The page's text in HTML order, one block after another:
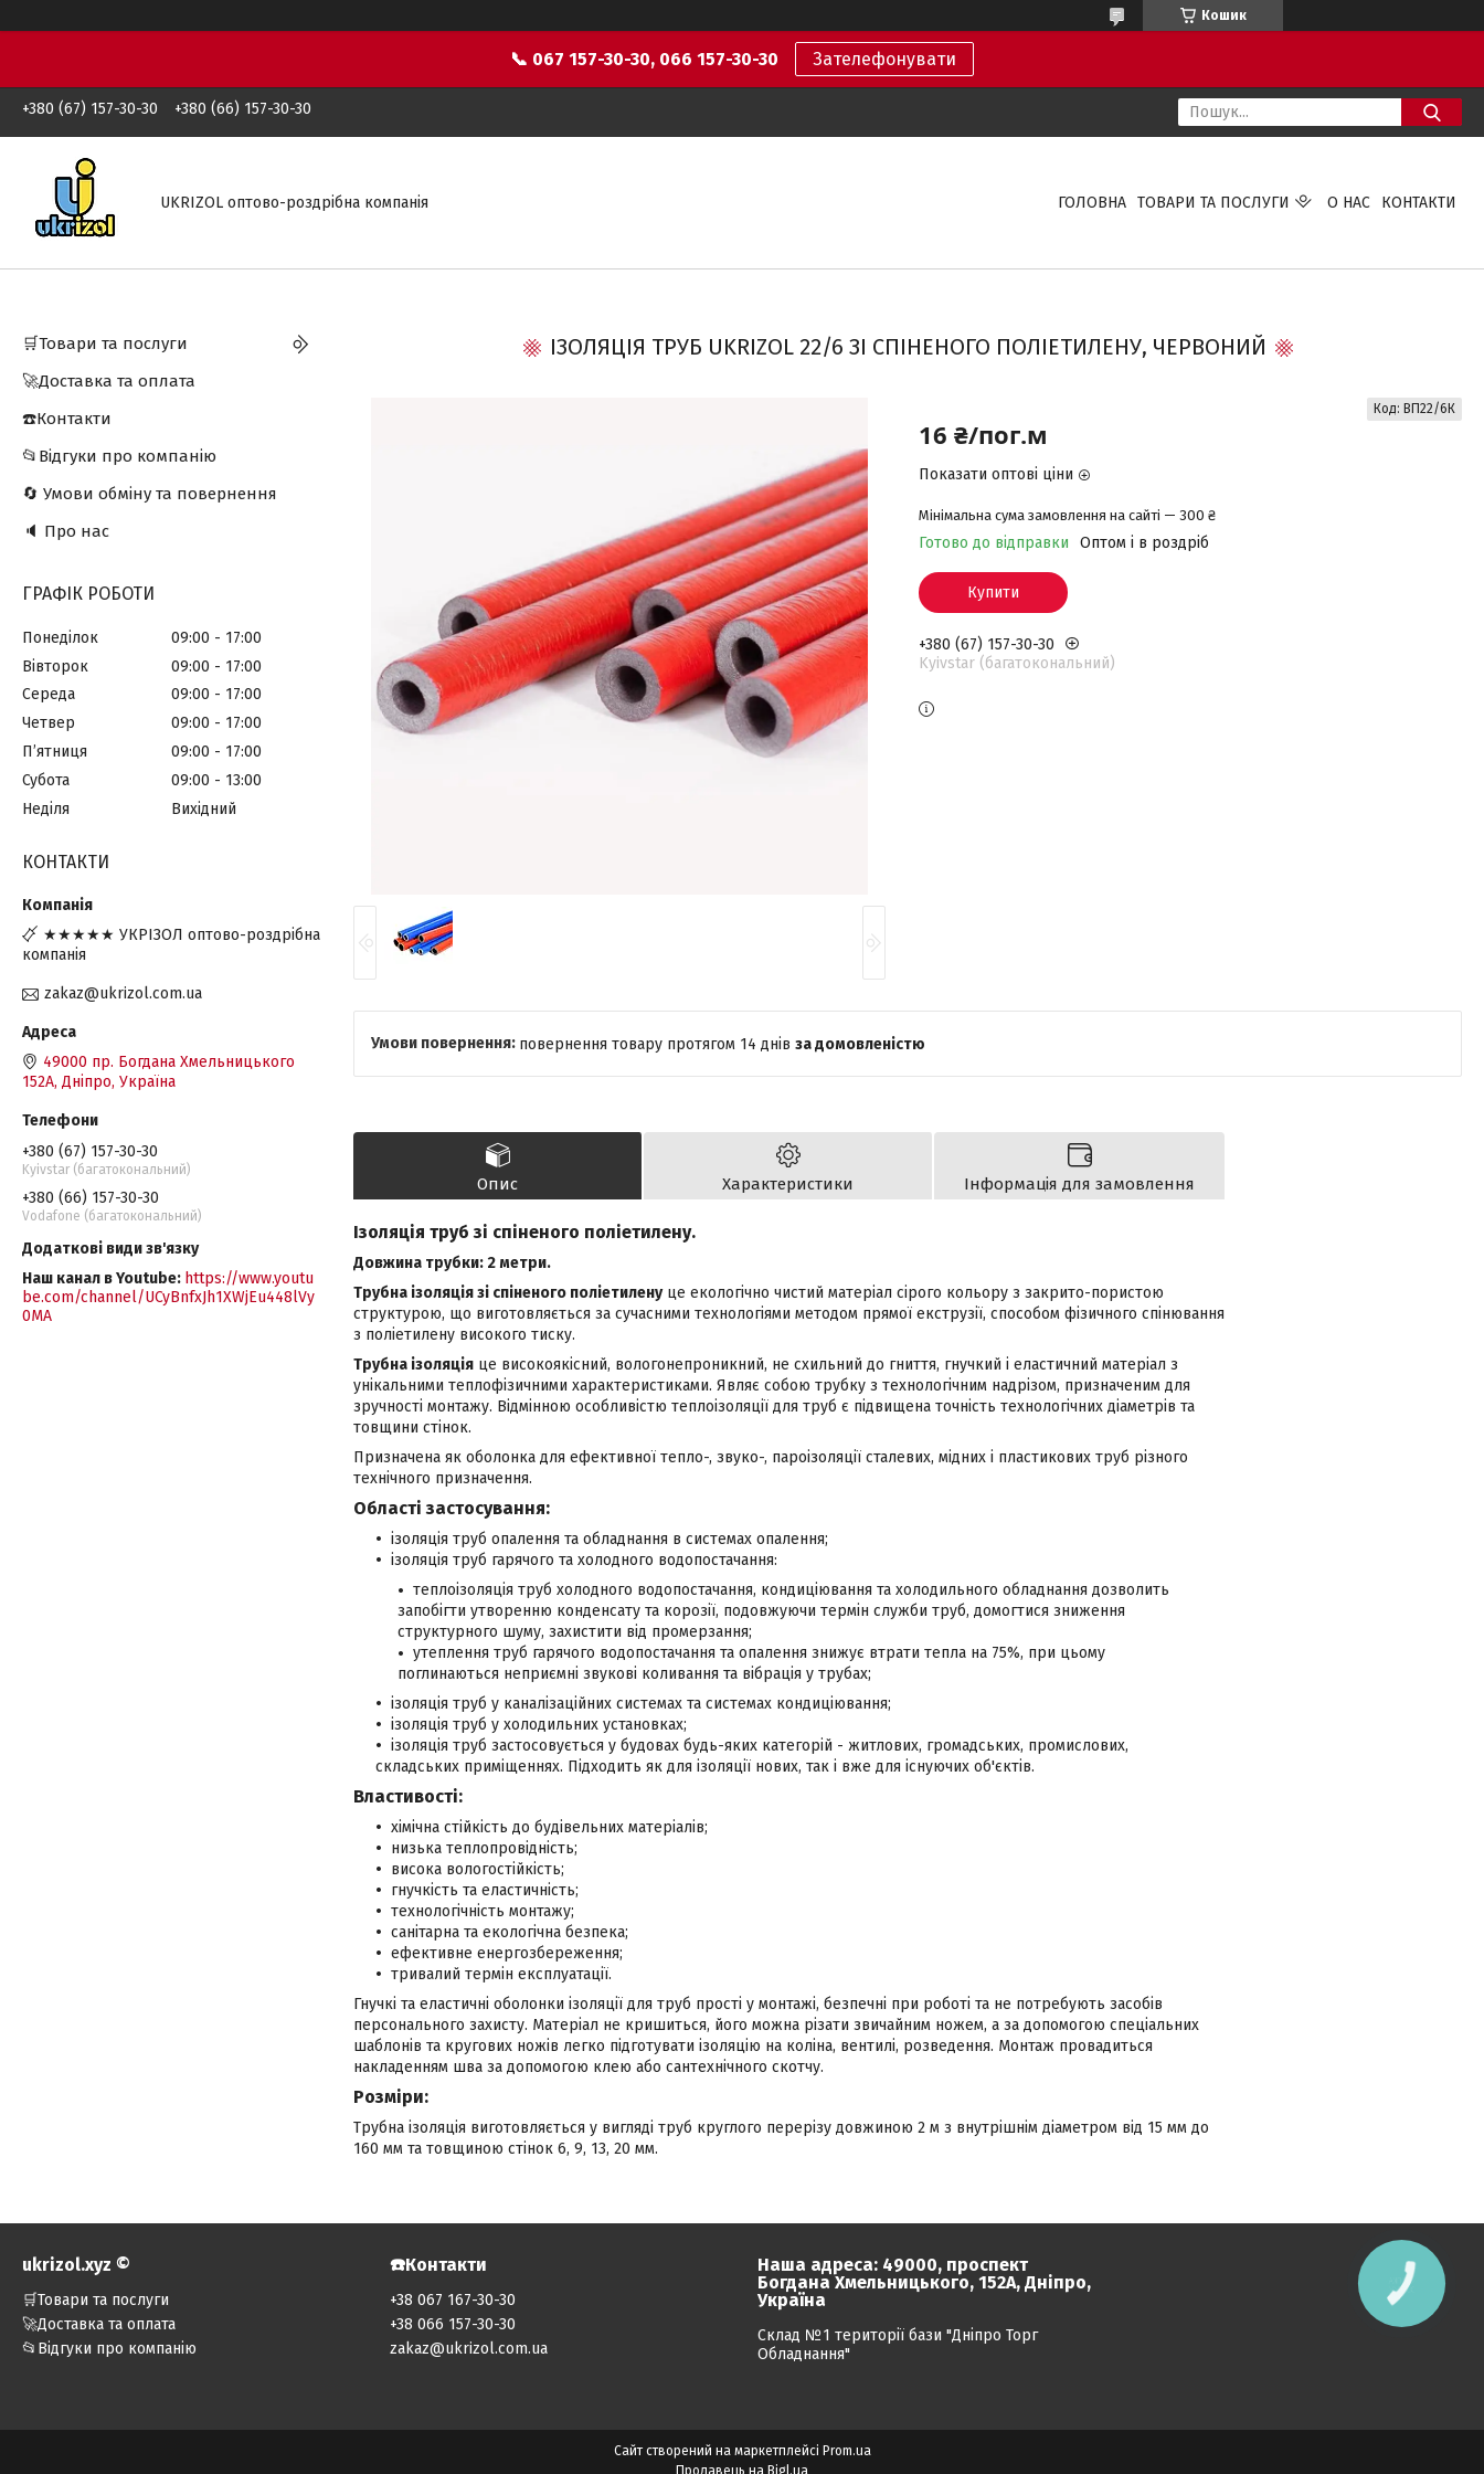
Кошик
📞 067 157-30-30, 066 157-30-30 Зателефонувати
+380 (67) 157-30-30 +380 (66) 157-30-30
UKRIZOL оптово-роздрібна компанія ГОЛОВНА ТОВАРИ ТА ПОСЛУГИ О НАС КОНТАКТИ
ІЗОЛЯЦІЯ ТРУБ UKRIZOL 22/6 ЗІ СПІНЕНОГО ПОЛІЕТИЛЕНУ, ЧЕРВОНИЙ
16 ₴/пог.м
Показати оптові ціни
Мінімальна сума замовлення на сайті — 300 ₴
Готово до відправки Оптом і в роздріб
Код: ВП22/6К
Купити
+380 (67) 157-30-30
Kyivstar (багатокональний)
повернення товару протягом 14 днів за домовленістю
Опис Характеристики Інформація для замовлення
Ізоляція труб зі спіненого поліетилену.
Довжина трубки: 2 метри.
Трубна ізоляція зі спіненого поліетиленуце екологічно чистий матеріал сірого кольору з закрито-пористою
структурою, що виготовляється за сучасними технологіями методом прямої екструзії, способом фізичного спінювання
з поліетилену високого тиску.
Трубна ізоляція це високоякісний, вологонепроникний, не схильний до гниття, гнучкий і еластичний матеріал з
унікальними теплофізичними характеристиками. Являє собою трубку з технологічним надрізом, призначеним для
зручності монтажу. Відмінною особливістю теплоізоляції для труб є підвищена точність технологічних діаметрів та
товщини стінок.
Призначена як оболонка для ефективної тепло-, звуко-, пароізоляції сталевих, мідних і пластикових труб різного
технічного призначення.
Області застосування:
ізоляція труб опалення та обладнання в системах опалення;
ізоляція труб гарячого та холодного водопостачання:
теплоізоляція труб холодного водопостачання, кондиціювання та холодильного обладнання дозволить
запобігти утворенню конденсату та корозії, подовжуючи термін служби труб, домогтися зниження
структурного шуму, захистити від промерзання;
утеплення труб гарячого водопостачання та опалення знижує втрати тепла на 75%, при цьому
поглинаються неприємні звукові коливання та вібрація у трубах;
ізоляція труб у каналізаційних системах та системах кондиціювання;
ізоляція труб у холодильних установках;
ізоляція труб застосовується у будовах будь-яких категорій - житлових, громадських, промислових,
складських приміщеннях. Підходить як для ізоляції нових, так і вже для існуючих об'єктів.
Властивості:
хімічна стійкість до будівельних матеріалів;
низька теплопровідність;
висока вологостійкість;
гнучкість та еластичність;
технологічність монтажу;
санітарна та екологічна безпека;
ефективне енергозбереження;
тривалий термін експлуатації.
Гнучкі та еластичні оболонки ізоляції для труб прості у монтажі, безпечні при роботі та не потребують засобів
персонального захисту. Матеріал не кришиться, його можна різати звичайним ножем, а за допомогою спеціальних
шаблонів та кругових ножів легко підготувати ізоляцію на коліна, вентилі, розведення. Монтаж провадиться
накладенням шва за допомогою клею або сантехнічного скотчу.
Розміри:
Трубна ізоляція виготовляється у вигляді труб круглого перерізу довжиною 2 м з внутрішнім діаметром від 15 мм до
160 мм та товщиною стінок 6, 9, 13, 20 мм.
🛒Товари та послуги
🚀Доставка та оплата
☎️Контакти
📂Відгуки про компанію
🔄 Умови обміну та повернення
🔈 Про нас
ГРАФІК РОБОТИ
Понеділок 09:00
17:00
Вівторок
09:00
17:00
Середа
09:00
17:00
Четвер
09:00
17:00
Пʼятниця
09:00
17:00
Субота
09:00
13:00
Неділя
Вихідний
КОНТАКТИ
★★★★★ УКРІЗОЛ оптово-роздрібна
компанія
zakaz@ukrizol.com.ua
49000 пр. Богдана Хмельницького
152А, Дніпро, Україна
+380 (67) 157-30-30
Kyivstar (багатокональний)
+380 (66) 157-30-30
Vodafone (багатокональний)
Наш канал в Youtube https://www.youtu
be.com/channel/UCyBnfxJh1XWjEu448lVy
0MA
ukrizol.xyz ©️
🛒Товари та послуги
🚀Доставка та оплата
📂Відгуки про компанію
☎️Контакти
+38 067 167-30-30
+38 066 157-30-30
zakaz@ukrizol.com.ua
Наша адреса: 49000, проспект
Богдана Хмельницького, 152А, Дніпро,
Україна
Склад №1 території бази "Дніпро Торг
Обладнання"
Сайт створений на маркетплейсі Prom.ua
Продавець на Bigl.ua
КНОПКА
ЗВ'ЯЗКУ